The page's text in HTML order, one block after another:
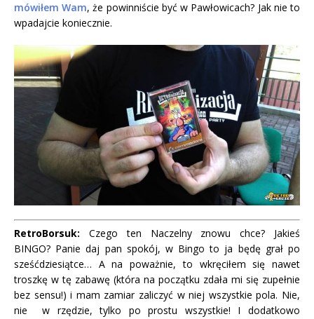
mówiłem Wam, że powinniście być w Pawłowicach? Jak nie to
wpadajcie koniecznie.
RetroBorsuk: Czego ten Naczelny znowu chce? Jakieś
BINGO? Panie daj pan spokój, w Bingo to ja będę grał po
sześćdziesiątce… A na poważnie, to wkręciłem się nawet
troszkę w tę zabawę (która na początku zdała mi się zupełnie
bez sensu!) i mam zamiar zaliczyć w niej wszystkie pola. Nie,
nie w rzędzie, tylko po prostu wszystkie! I dodatkowo